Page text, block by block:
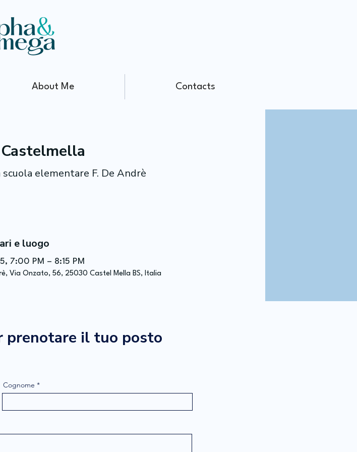
About Me Contacts
elementare F. De Andrè
e luogo
7:00 PM – 8:15 PM
Via Onzato, 56, 25030 Castel Mella BS, Italia
prenotare il tuo posto
Cognome